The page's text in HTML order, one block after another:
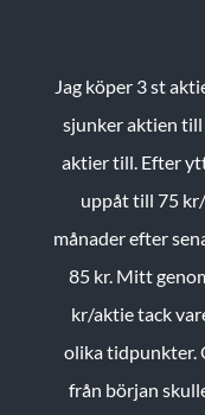
Jag köper 3 st
sjunker aktien till
aktier till. Efter
uppåt till 75
månader efter
85 kr. Mitt
kr/aktie tack
olika tidpunkter.
från början